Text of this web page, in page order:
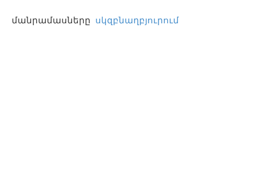
մանրամասները սկզբնաղբյուրում